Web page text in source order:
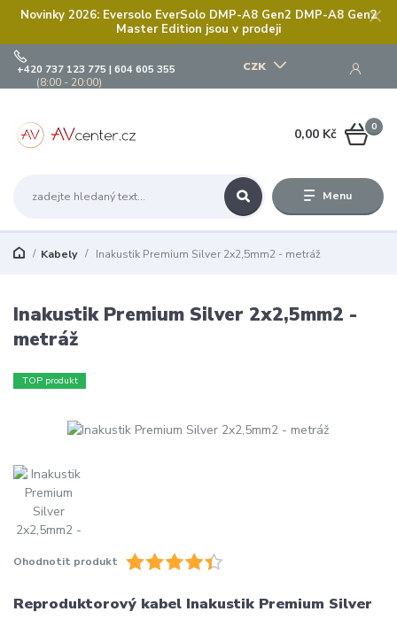
Novinky 2026: Eversolo EverSolo DMP-A8 Gen2 DMP-A8 Gen2
Master Edition jsou v prodeji
Menu
CZK
+420 737 123 775 | 604 605 355
(8:00 - 20:00)
0
0,00 Kč
Kabely Inakustik Premium Silver 2x2,5mm2 - metráž
Inakustik Premium Silver 2x2,5mm2 -
metráž
TOP produkt
Ohodnotit produkt
Reproduktorový kabel Inakustik Premium Silver